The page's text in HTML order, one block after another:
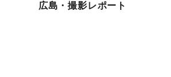
広島・撮影レポート